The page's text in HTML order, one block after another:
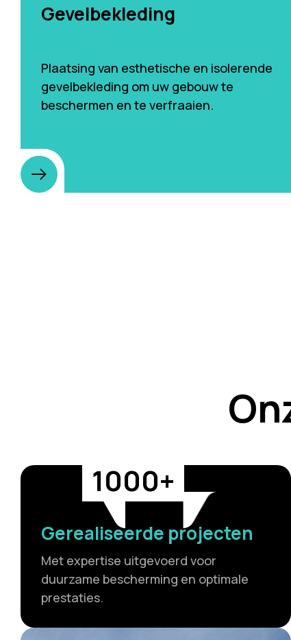
Gevelbekleding
Plaatsing van esthetische en isolerende
gevelbekleding om uw gebouw te
beschermen en te verfraaien.
1000+
Gerealiseerde projecten
Met expertise uitgevoerd voor
duurzame bescherming en optimale
prestaties.